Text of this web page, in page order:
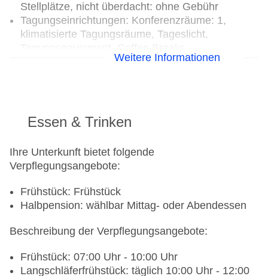
Stellplätze, nicht überdacht: ohne Gebühr
Tagungseinrichtungen: Konferenzräume: 1,
klimatisierte Tagungsräume, Tageslicht,
Gebäudeanzahl: 3, Etagen: 3, Zimmer: 76
Weitere Informationen
Essen & Trinken
Ihre Unterkunft bietet folgende
Verpflegungsangebote:
Frühstück: Frühstück
Halbpension: wählbar Mittag- oder Abendessen
Beschreibung der Verpflegungsangebote:
Frühstück: 07:00 Uhr - 10:00 Uhr
Langschläferfrühstück: täglich 10:00 Uhr - 12:00